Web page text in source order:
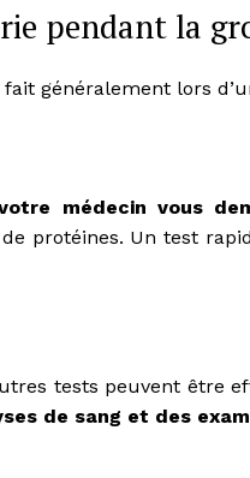
pendant la
généralement lors
médecin vous
protéines. Un test
tests peuvent être
de sang et des